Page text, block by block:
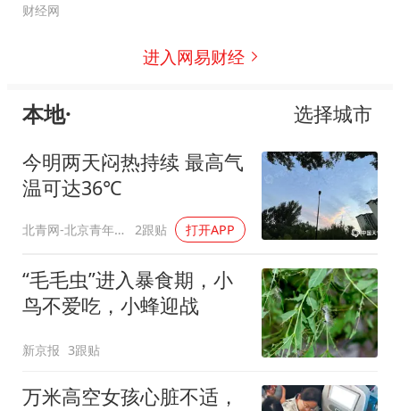
财经网
进入网易财经
本地·
选择城市
今明两天闷热持续 最高气
温可达36℃
北青网-北京青年报 2跟贴 打开APP
“毛毛虫”进入暴食期，小
鸟不爱吃，小蜂迎战
新京报 3跟贴
万米高空女孩心脏不适，